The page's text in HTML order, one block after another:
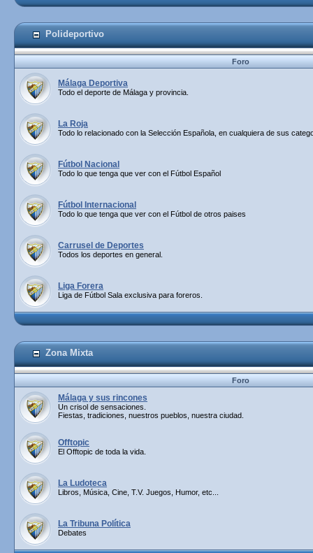
Polideportivo
Foro
Málaga Deportiva
Todo el deporte de Málaga y provincia.
La Roja
Todo lo relacionado con la Selección Española, en cualquiera de sus
Fútbol Nacional
Todo lo que tenga que ver con el Fútbol Español
Fútbol Internacional
Todo lo que tenga que ver con el Fútbol de otros paises
Carrusel de Deportes
Todos los deportes en general.
Liga Forera
Liga de Fútbol Sala exclusiva para foreros.
Zona Mixta
Foro
Málaga y sus rincones
Un crisol de sensaciones.
Fiestas, tradiciones, nuestros pueblos, nuestra ciudad.
Offtopic
El Offtopic de toda la vida.
La Ludoteca
Libros, Música, Cine, T.V. Juegos, Humor, etc...
La Tribuna Política
Debates